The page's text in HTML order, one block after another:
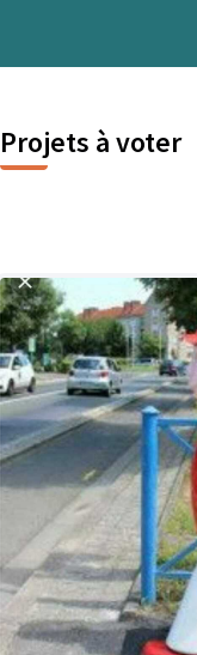
Projets à voter